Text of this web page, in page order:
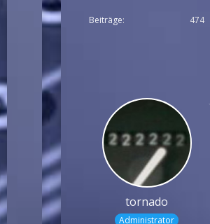
Beiträge 474
tornado
Administrator